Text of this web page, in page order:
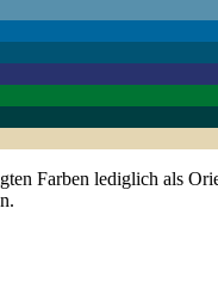
Farben lediglich als